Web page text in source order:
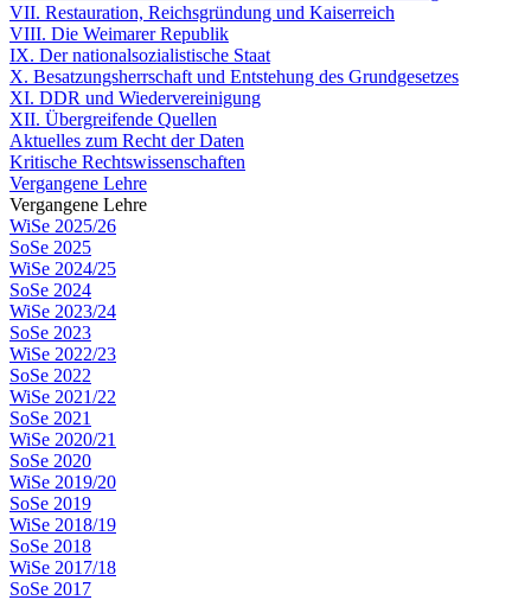
VII. Restauration, Reichsgründung und Kaiserreich
VIII. Die Weimarer Republik
IX. Der nationalsozialistische Staat
X. Besatzungsherrschaft und Entstehung des Grundgesetzes
XI. DDR und Wiedervereinigung
XII. Übergreifende Quellen
Aktuelles zum Recht der Daten
Kritische Rechtswissenschaften
Vergangene Lehre
Vergangene Lehre
WiSe 2025/26
SoSe 2025
WiSe 2024/25
SoSe 2024
WiSe 2023/24
SoSe 2023
WiSe 2022/23
SoSe 2022
WiSe 2021/22
SoSe 2021
WiSe 2020/21
SoSe 2020
WiSe 2019/20
SoSe 2019
WiSe 2018/19
SoSe 2018
WiSe 2017/18
SoSe 2017